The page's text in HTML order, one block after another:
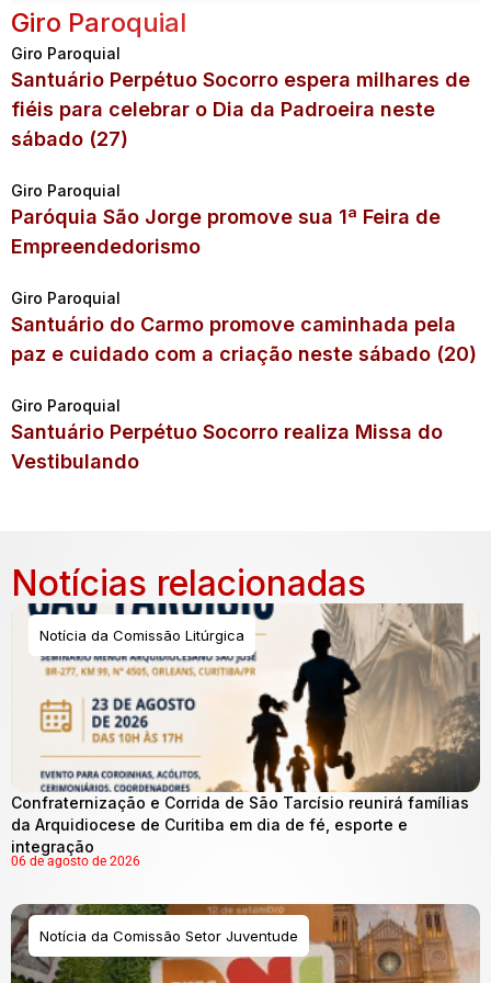
Giro Paroquial
Giro Paroquial
Santuário Perpétuo Socorro espera milhares de
fiéis para celebrar o Dia da Padroeira neste
sábado (27)
Giro Paroquial
Paróquia São Jorge promove sua 1ª Feira de
Empreendedorismo
Giro Paroquial
Santuário do Carmo promove caminhada pela
paz e cuidado com a criação neste sábado (20)
Giro Paroquial
Santuário Perpétuo Socorro realiza Missa do
Vestibulando
Notícias relacionadas
Notícia da Comissão Litúrgica
Confraternização e Corrida de São Tarcísio reunirá famílias
da Arquidiocese de Curitiba em dia de fé, esporte e
integração
06 de agosto de 2026
Notícia da Comissão Setor Juventude